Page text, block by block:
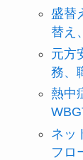
盛替
替え
元方
務、
熱中
ネッ
フロ